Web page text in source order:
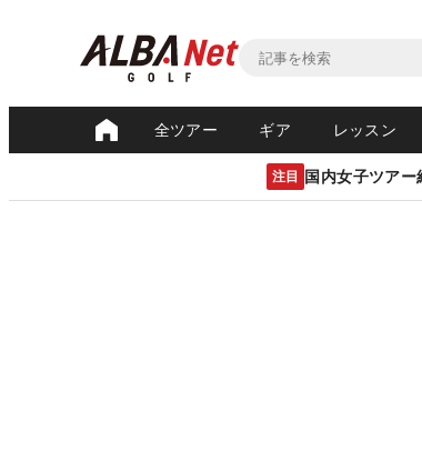
全ツアー ギア レッスン
注目 国内女子ツアー